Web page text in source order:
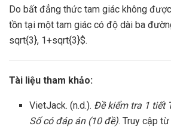
Do bất đẳng thức tam giác không
tồn tại một tam giác có độ dài ba
sqrt{3}, 1+sqrt{3}$.
Tài liệu tham khảo:
VietJack. (n.d.). Đề kiểm tra 1 tiết
Số có đáp án (10 đề). Truy cập từ